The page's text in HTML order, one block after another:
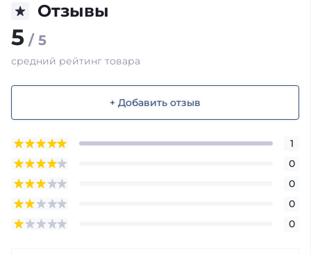
Отзывы
5 / 5
средний рейтинг товара
+ Добавить отзыв
1
0
0
0
0